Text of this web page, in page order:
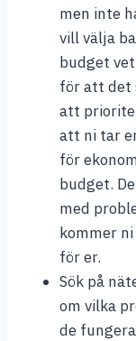
men inte
vill välja
budget
för att det
att
att ni tar
för
budget.
med
kommer
för er.
Sök på
om vilka
de